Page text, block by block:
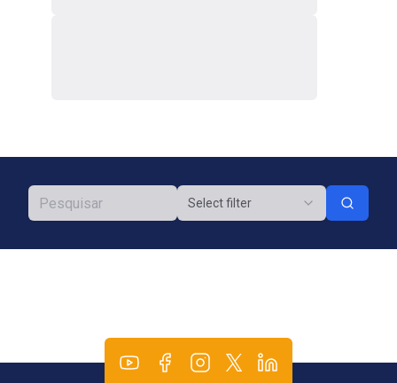
Select filter